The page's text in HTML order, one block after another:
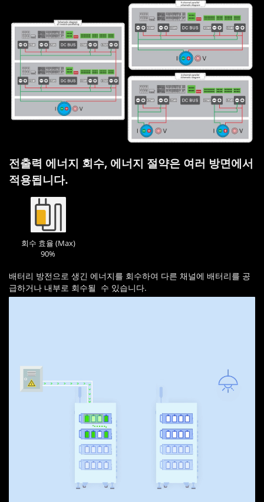
전출력 에너지 회수, 에너지 절약은 여러 방면에서
적용됩니다.
회수 효율 (Max)
90%
배터리 방전으로 생긴 에너지를 회수하여 다른 채널에 배터리를 공
급하거나 내부로 회수될 수 있습니다.